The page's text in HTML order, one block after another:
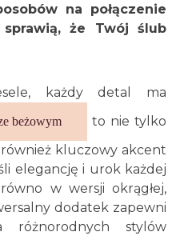
na połączenie
że Twój ślub
każdy detal ma
beżowym
to nie tylko
kluczowy akcent
elegancję i urok każdej
w wersji okrągłej,
dodatek zapewni
różnorodnych stylów